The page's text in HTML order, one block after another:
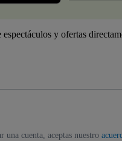
y ofertas
una cuenta, aceptas nuestro